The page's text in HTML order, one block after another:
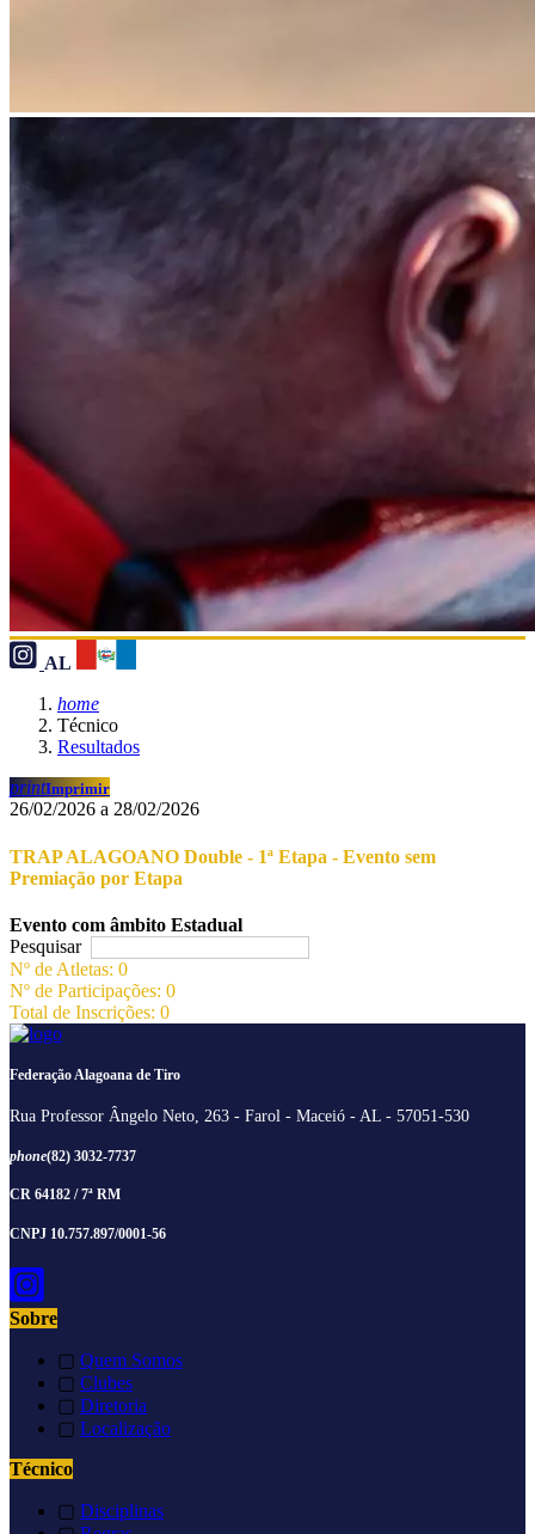
AL
home
Técnico
Resultados
printImprimir
26/02/2026 a 28/02/2026
TRAP ALAGOANO Double - 1ª Etapa - Evento sem
Premiação por Etapa
Evento com âmbito Estadual
Pesquisar
Nº de Atletas: 0
Nº de Participações: 0
Total de Inscrições: 0
Federação Alagoana de Tiro
Rua Professor Ângelo Neto, 263 - Farol - Maceió - AL - 57051-530
phone(82) 3032-7737
CR 64182 / 7ª RM
CNPJ 10.757.897/0001-56
Sobre
▢ Quem Somos
▢ Clubes
▢ Diretoria
▢ Localização
Técnico
▢ Disciplinas